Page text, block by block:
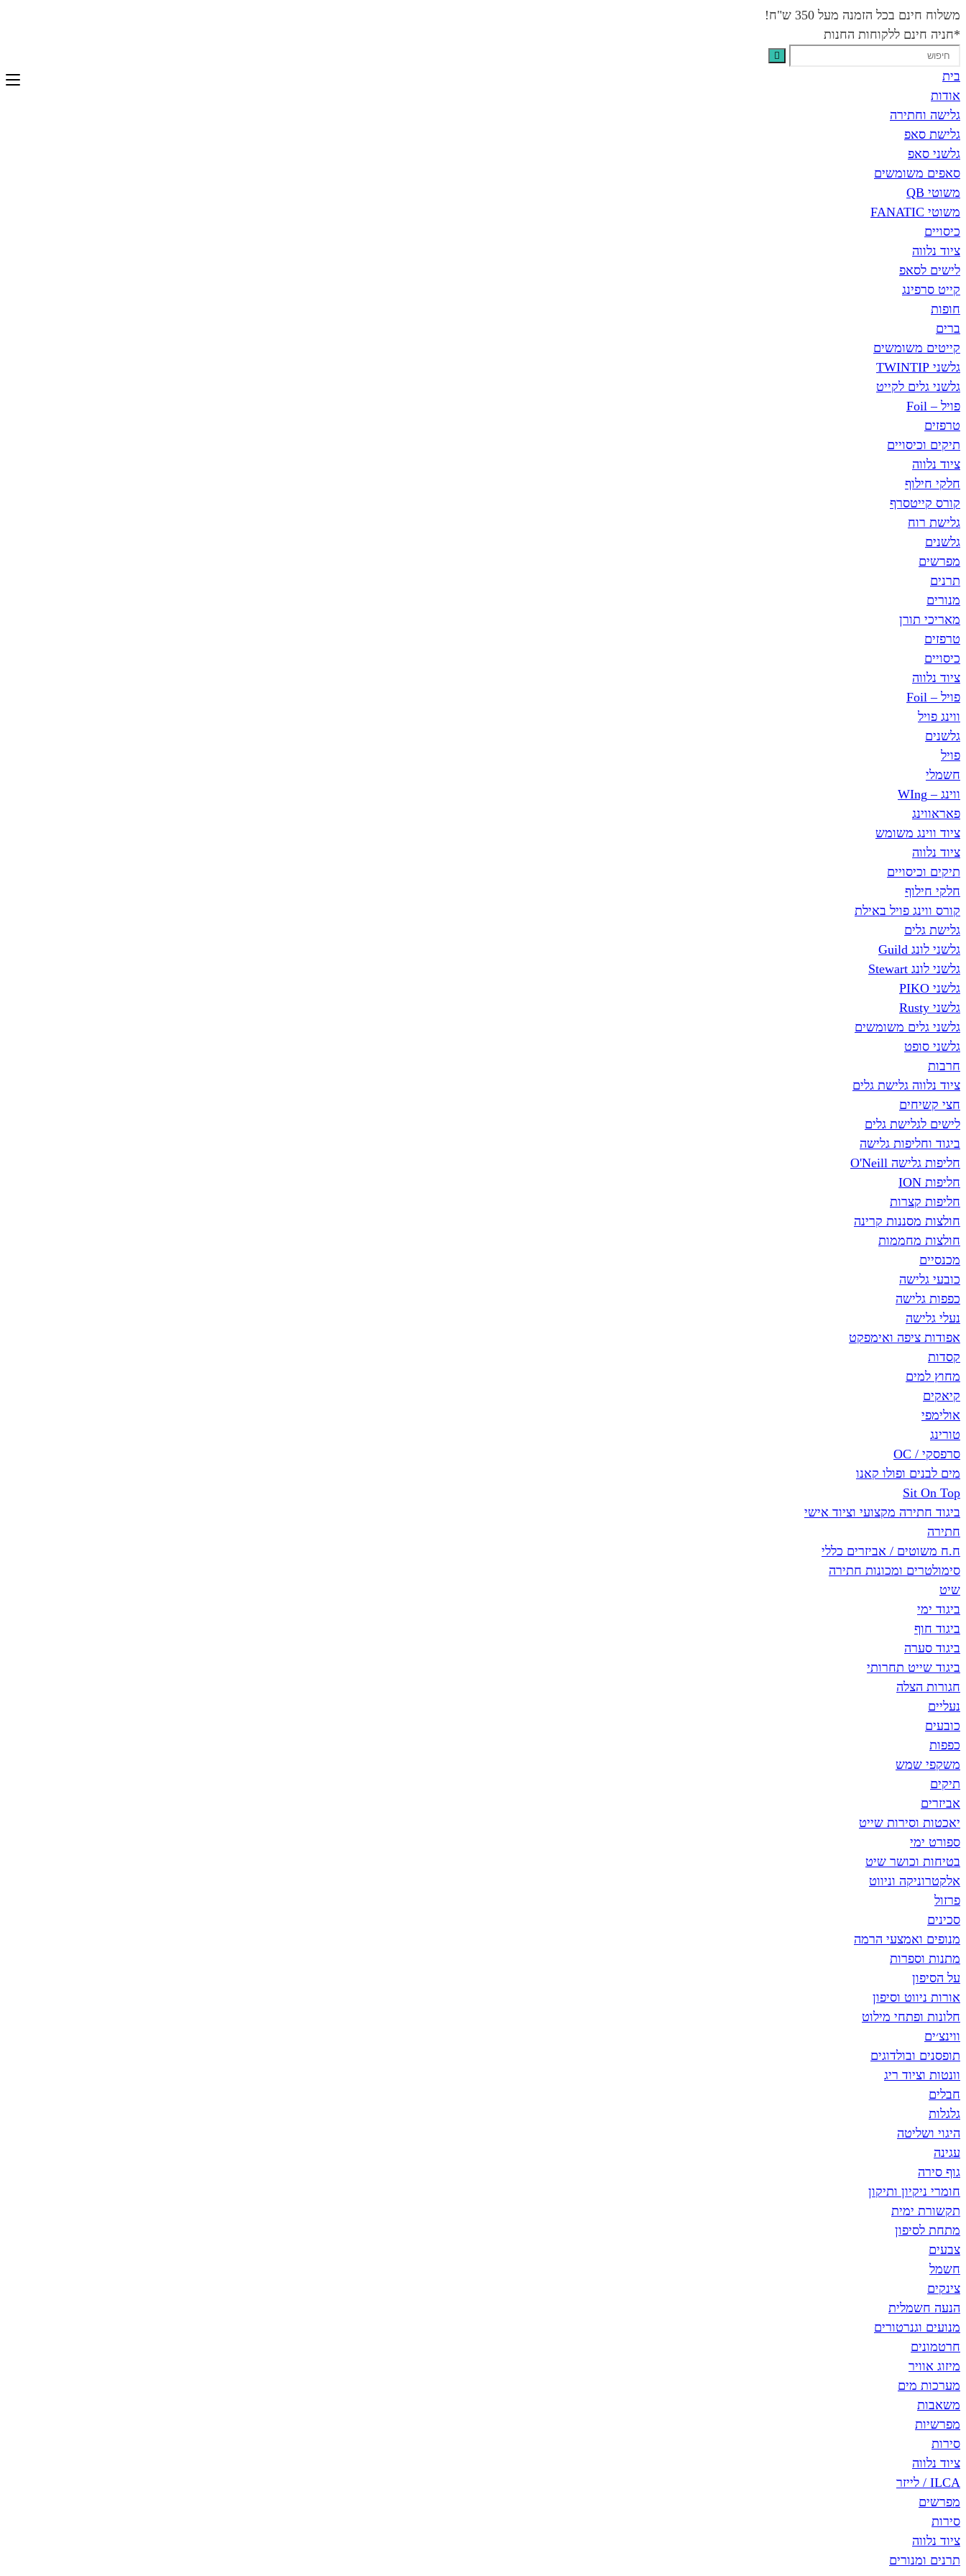
משלוח חינם בכל הזמנה מעל 350 ש"ח!
*חניה חינם ללקוחות החנות
בית
אודות
גלישה וחתירה
גלישת סאפ
גלשני סאפ
סאפים משומשים
משוטי QB
משוטי FANATIC
כיסויים
ציוד נלווה
לישים לסאפ
קייט סרפינג
חופות
ברים
קייטים משומשים
גלשני TWINTIP
גלשני גלים לקייט
פויל – Foil
טרפזים
תיקים וכיסויים
ציוד נלווה
חלקי חילוף
קורס קייטסרף
גלישת רוח
גלשנים
מפרשים
תרנים
מנורים
מאריכי תורן
טרפזים
כיסויים
ציוד נלווה
פויל – Foil
ווינג פויל
גלשנים
פויל
חשמלי
ווינג – WIng
פאראווינג
ציוד ווינג משומש
ציוד נלווה
תיקים וכיסויים
חלקי חילוף
קורס ווינג פויל באילת
גלישת גלים
גלשני לונג Guild
גלשני לונג Stewart
גלשני PIKO
גלשני Rusty
גלשני גלים משומשים
גלשני סופט
חרבות
ציוד נלווה גלישת גלים
חצי קשיחים
לישים לגלישת גלים
ביגוד וחליפות גלישה
חליפות גלישה O'Neill
חליפות ION
חליפות קצרות
חולצות מסננות קרינה
חולצות מחממות
מכנסיים
כובעי גלישה
כפפות גלישה
נעלי גלישה
אפודות ציפה ואימפקט
קסדות
מחוץ למים
קיאקים
אולימפי
טורינג
סרפסקי / OC
מים לבנים ופולו קאנו
Sit On Top
ביגוד חתירה מקצועי וציוד אישי
חתירה
ח.ח משוטים / אביזרים כללי
סימולטרים ומכונות חתירה
שיט
ביגוד ימי
ביגוד חוף
ביגוד סערה
ביגוד שייט תחרותי
חגורות הצלה
נעליים
כובעים
כפפות
משקפי שמש
תיקים
אביזרים
יאכטות וסירות שייט
ספורט ימי
בטיחות וכושר שיט
אלקטרוניקה וניווט
פרזול
סכינים
מנופים ואמצעי הרמה
מתנות וספרות
על הסיפון
אורות ניווט וסיפון
חלונות ופתחי מילוט
ווינצ׳ים
תופסנים ובולדוגים
וונטות וציוד ריג
חבלים
גלגלות
היגוי ושליטה
עגינה
גוף סירה
חומרי ניקיון ותיקון
תקשורת ימית
מתחת לסיפון
צבעים
חשמל
צינקים
הנעה חשמלית
מנועים וגנרטורים
חרטמונים
מיזוג אוויר
מערכות מים
משאבות
מפרשיות
סירות
ציוד נלווה
ILCA / לייזר
מפרשים
סירות
ציוד נלווה
תרנים ומנורים